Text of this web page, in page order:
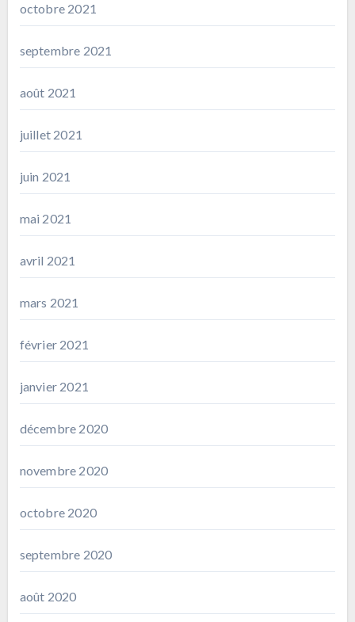
octobre 2021
septembre 2021
août 2021
juillet 2021
juin 2021
mai 2021
avril 2021
mars 2021
février 2021
janvier 2021
décembre 2020
novembre 2020
octobre 2020
septembre 2020
août 2020